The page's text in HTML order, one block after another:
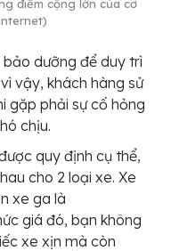
điểm cộng lớn của cơ
dưỡng để duy trì
vậy, khách hàng sử
gặp phải sự cố hỏng
chịu.
quy định cụ thể,
cho 2 loại xe. Xe
xe ga là
giá đó, bạn không
xe xịn mà còn